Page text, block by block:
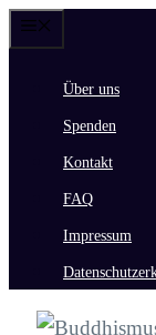
Zum
springenÜber uns
Spenden
Kontakt
FAQ
Impressum